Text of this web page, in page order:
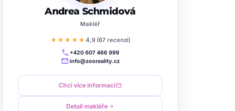
Andrea Schmidová
Makléř
★★★★★ 4,9 (67 recenzí)
call +420 607 466 999
mail info@zooreality.cz
Chci více informacímail
Detail makléře arrow_forward